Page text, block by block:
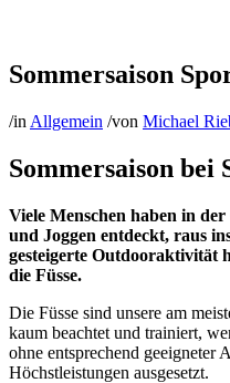
Sommersaison
/in Allgemein /von Michael
Sommersaison
Viele Menschen haben in
und Joggen entdeckt, raus
gesteigerte Outdooraktivität
die Füsse.
Die Füsse sind unsere am
kaum beachtet und trainiert,
ohne entsprechend geeigneter
Höchstleistungen ausgesetzt.